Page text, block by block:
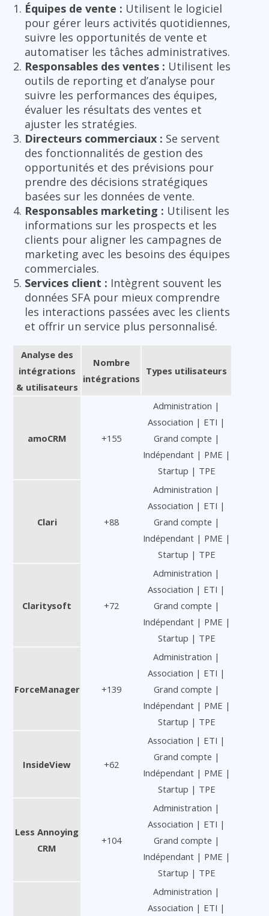
Équipes de vente : Utilisent le logiciel
pour gérer leurs activités quotidiennes,
suivre les opportunités de vente et
automatiser les tâches administratives.
Responsables des ventes : Utilisent les
outils de reporting et d’analyse pour
suivre les performances des équipes,
évaluer les résultats des ventes et
ajuster les stratégies.
Directeurs commerciaux : Se servent
des fonctionnalités de gestion des
opportunités et des prévisions pour
prendre des décisions stratégiques
basées sur les données de vente.
Responsables marketing : Utilisent les
informations sur les prospects et les
clients pour aligner les campagnes de
marketing avec les besoins des équipes
commerciales.
Services client : Intègrent souvent les
données SFA pour mieux comprendre
les interactions passées avec les clients
et offrir un service plus personnalisé.
Analyse des
intégrations
& utilisateurs
Nombre
intégrations
Types utilisateurs
amoCRM +155
Administration |
Association | ETI |
Grand compte |
Indépendant | PME |
Startup | TPE
Clari +88
Administration |
Association | ETI |
Grand compte |
Indépendant | PME |
Startup | TPE
Claritysoft +72
Administration |
Association | ETI |
Grand compte |
Indépendant | PME |
Startup | TPE
ForceManager +139
Administration |
Association | ETI |
Grand compte |
Indépendant | PME |
Startup | TPE
InsideView +62
Association | ETI |
Grand compte |
Indépendant | PME |
Startup | TPE
Less Annoying
CRM
+104
Administration |
Association | ETI |
Grand compte |
Indépendant | PME |
Startup | TPE
Administration |
Association | ETI |